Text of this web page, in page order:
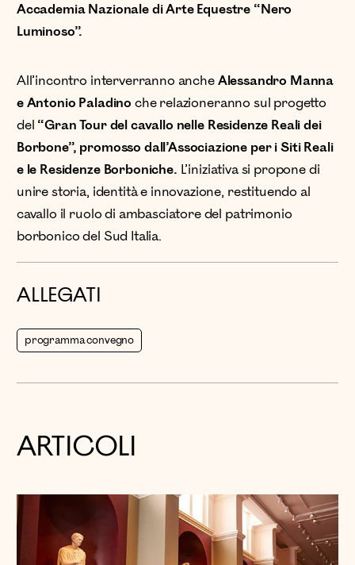
Accademia Nazionale di Arte Equestre “Nero
Luminoso”.
All’incontro interverranno anche Alessandro Manna
e Antonio Paladino che relazioneranno sul progetto
del “Gran Tour del cavallo nelle Residenze Reali dei
Borbone”, promosso dall’Associazione per i Siti Reali
e le Residenze Borboniche. L’iniziativa si propone di
unire storia, identità e innovazione, restituendo al
cavallo il ruolo di ambasciatore del patrimonio
borbonico del Sud Italia.
ALLEGATI
programma convegno
ARTICOLI